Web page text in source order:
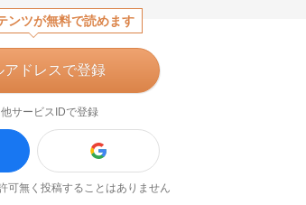
ンツが無料で読めます
アドレスで登録
サービスIDで登録
可無く投稿することはありません